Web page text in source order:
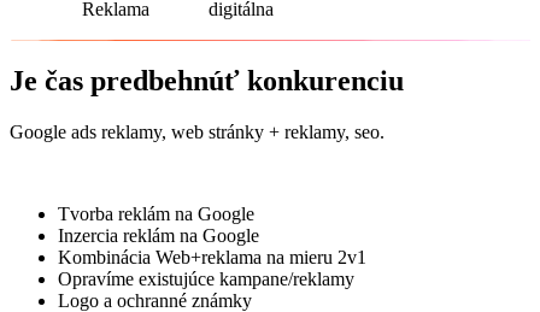
Reklama digitálna
Je čas predbehnúť konkurenciu
Google ads reklamy, web stránky + reklamy, seo.
Tvorba reklám na Google
Inzercia reklám na Google
Kombinácia Web+reklama na mieru 2v1
Opravíme existujúce kampane/reklamy
Logo a ochranné známky